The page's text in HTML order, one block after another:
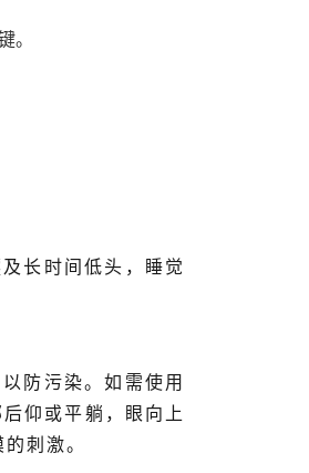
。
长时间低头，睡觉
防污染。如需使用
仰或平躺，眼向上
刺激。